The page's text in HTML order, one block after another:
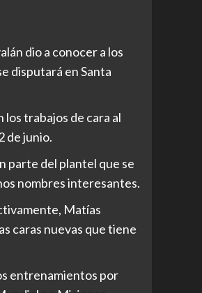
dio a conocer a los
disputará en Santa
trabajos de cara al
de junio.
parte del plantel que se
nombres interesantes.
Matías
caras nuevas que tiene
entrenamientos por